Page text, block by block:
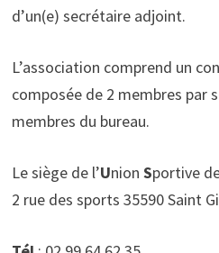
d’un(e) secrétaire adjoint.
L’association comprend un
composée de 2 membres par
membres du bureau.
Le siège de l’Union Sportive
2 rue des sports 35590 Saint